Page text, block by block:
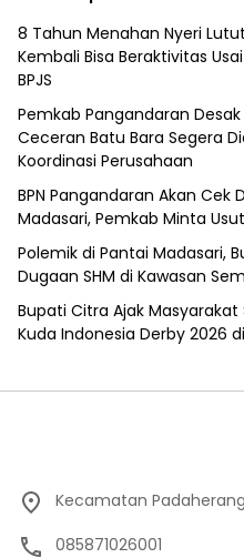
8 Tahun Menahan Nyeri
Kembali Bisa Beraktivitas
BPJS
Pemkab Pangandaran
Ceceran Batu Bara Segera
Koordinasi Perusahaan
BPN Pangandaran Akan Cek
Madasari, Pemkab Minta
Polemik di Pantai Madasari,
Dugaan SHM di Kawasan
Bupati Citra Ajak Masyarakat
Kuda Indonesia Derby 2026
Kecamatan
085871026001